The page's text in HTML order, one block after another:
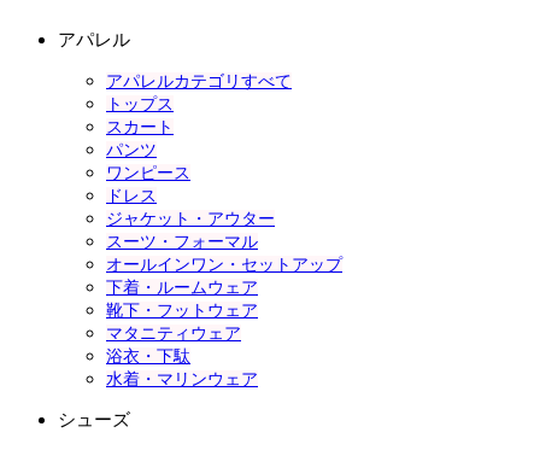
アパレル
アパレルカテゴリすべて
トップス
スカート
パンツ
ワンピース
ドレス
ジャケット・アウター
スーツ・フォーマル
オールインワン・セットアップ
下着・ルームウェア
靴下・フットウェア
マタニティウェア
浴衣・下駄
水着・マリンウェア
シューズ